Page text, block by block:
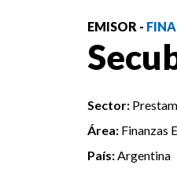
EMISOR -
Sector:
Área: Finanzas
País:Argentina